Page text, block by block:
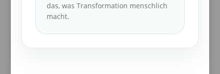
das, was Transformation menschlich
macht.